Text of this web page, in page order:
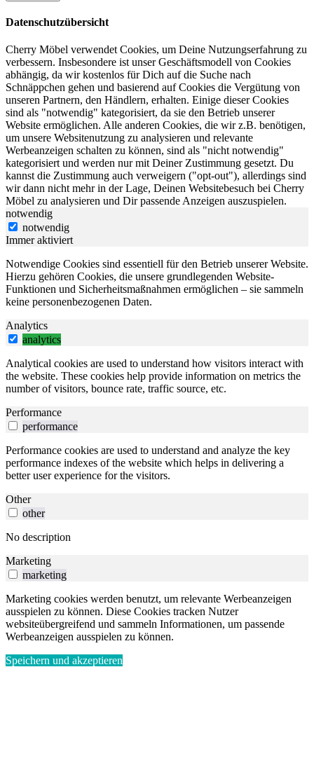
Datenschutzübersicht
Cherry Möbel verwendet Cookies, um Deine Nutzungserfahrung zu
verbessern. Insbesondere ist unser Geschäftsmodell von Cookies
abhängig, da wir kostenlos für Dich auf die Suche nach
Schnäppchen gehen und basierend auf Cookies die Vergütung von
unseren Partnern, den Händlern, erhalten. Einige dieser Cookies
sind als "notwendig" kategorisiert, da sie den Betrieb unserer
Website ermöglichen. Alle anderen Cookies, die wir z.B. benötigen,
um unsere Websitenutzung zu analysieren und relevante
Werbeanzeigen schalten zu können, sind als "nicht notwendig"
kategorisiert und werden nur mit Deiner Zustimmung gesetzt. Du
kannst die Zustimmung auch verweigern ("opt-out"), allerdings sind
wir dann nicht mehr in der Lage, Deinen Websitebesuch bei Cherry
Möbel zu analysieren und Dir passende Anzeigen auszuspielen.
notwendig
notwendig
Immer aktiviert
Notwendige Cookies sind essentiell für den Betrieb unserer Website.
Hierzu gehören Cookies, die unsere grundlegenden Website-
Funktionen und Sicherheitsmaßnahmen ermöglichen – sie sammeln
keine personenbezogenen Daten.
Analytics
analytics
Analytical cookies are used to understand how visitors interact with
the website. These cookies help provide information on metrics the
number of visitors, bounce rate, traffic source, etc.
Performance
performance
Performance cookies are used to understand and analyze the key
performance indexes of the website which helps in delivering a
better user experience for the visitors.
Other
other
No description
Marketing
marketing
Marketing cookies werden benutzt, um relevante Werbeanzeigen
ausspielen zu können. Diese Cookies tracken Nutzer
websiteübergreifend und sammeln Informationen, um passende
Werbeanzeigen ausspielen zu können.
Speichern und akzeptieren